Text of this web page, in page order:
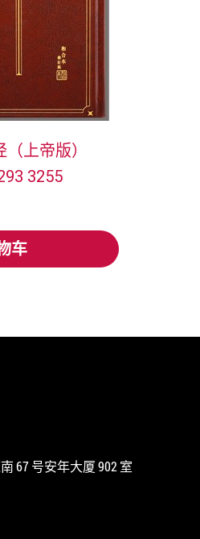
上帝版）
3255
车
67 号安年大厦 902 室